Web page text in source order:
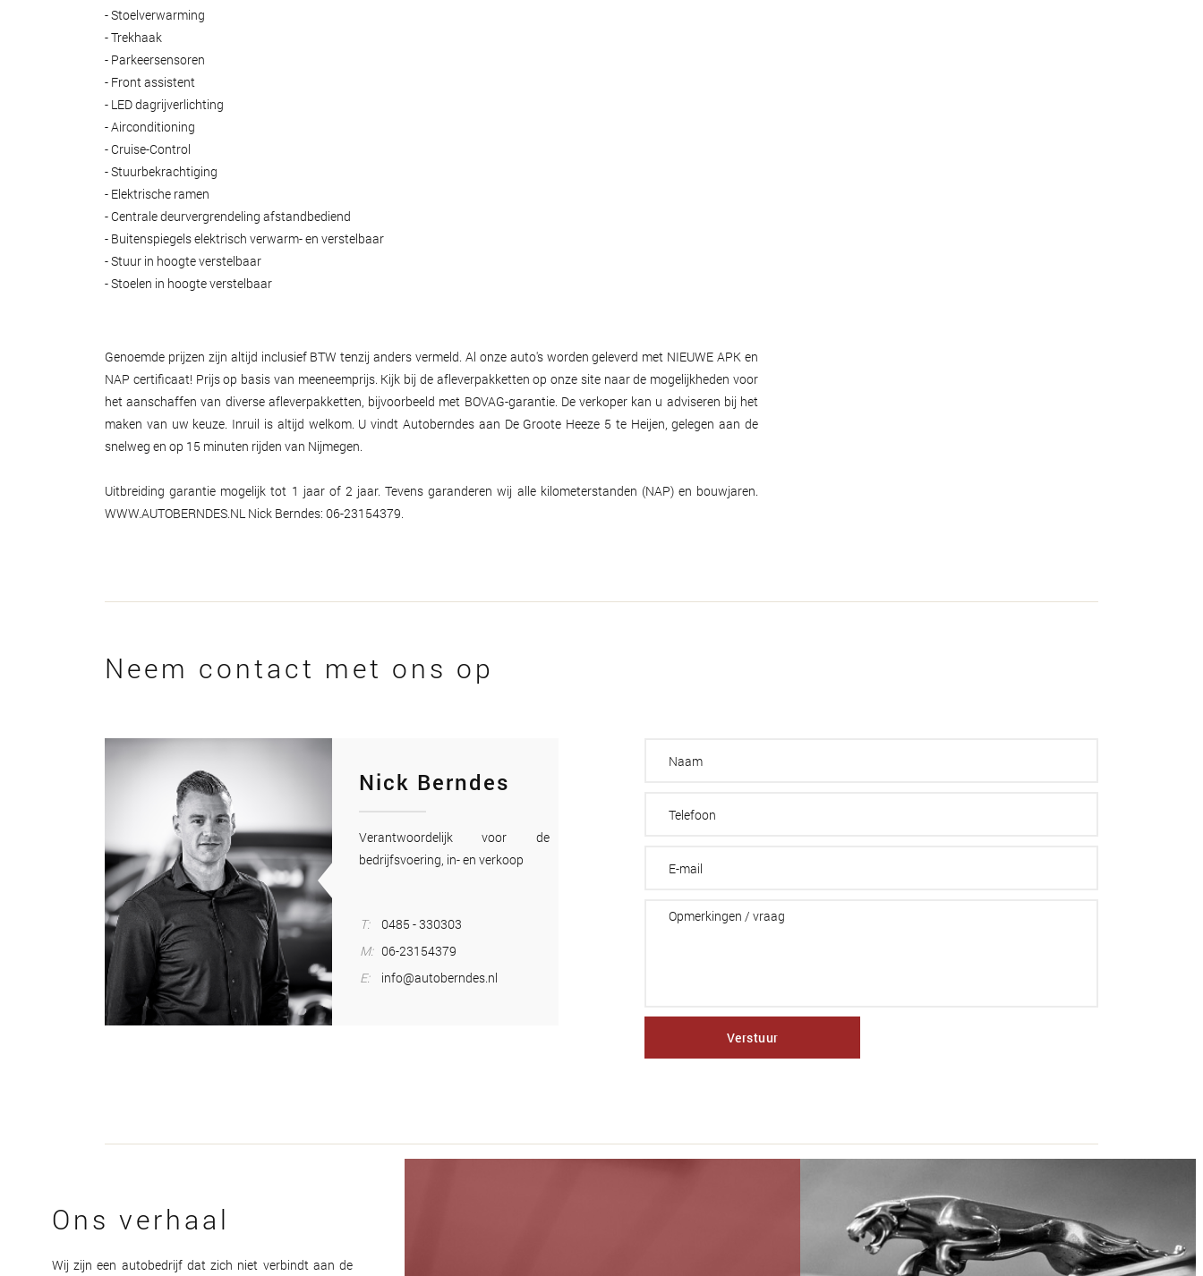
- Stoelverwarming
- Trekhaak
- Parkeersensoren
- Front assistent
- LED dagrijverlichting
- Airconditioning
- Cruise-Control
- Stuurbekrachtiging
- Elektrische ramen
- Centrale deurvergrendeling afstandbediend
- Buitenspiegels elektrisch verwarm- en verstelbaar
- Stuur in hoogte verstelbaar
- Stoelen in hoogte verstelbaar
Genoemde prijzen zijn altijd inclusief BTW tenzij anders vermeld. Al onze auto's worden geleverd met NIEUWE APK en
NAP certificaat! Prijs op basis van meeneemprijs. Kijk bij de afleverpakketten op onze site naar de mogelijkheden voor
het aanschaffen van diverse afleverpakketten, bijvoorbeeld met BOVAG-garantie. De verkoper kan u adviseren bij het
maken van uw keuze. Inruil is altijd welkom. U vindt Autoberndes aan De Groote Heeze 5 te Heijen, gelegen aan de
snelweg en op 15 minuten rijden van Nijmegen.
Uitbreiding garantie mogelijk tot 1 jaar of 2 jaar. Tevens garanderen wij alle kilometerstanden (NAP) en bouwjaren.
WWW.AUTOBERNDES.NL Nick Berndes: 06-23154379.
Neem contact met ons op
Nick Berndes
Verantwoordelijk voor de
bedrijfsvoering, in- en verkoop
T:
0485 - 330303
M: 06-23154379
E:
info@autoberndes.nl
Verstuur
Ons verhaal
Wij zijn een autobedrijf dat zich niet verbindt aan de